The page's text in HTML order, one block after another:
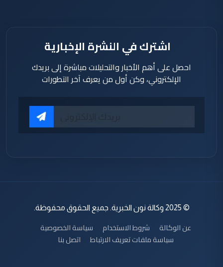
اشترك في النشرة الإخبارية
احصل على أهم الأخبار والتحليلات مباشرة إلى بريدك
الإلكتروني، وكن أول من يعرف آخر التطورات
© 2025 وكالة نون الخبرية. جميع الحقوق محفوظة.
عن الوكالة شروط الاستخدام
سياسة الخصوصية
سياسة ملفات تعريف الارتباط
اتصل بنا